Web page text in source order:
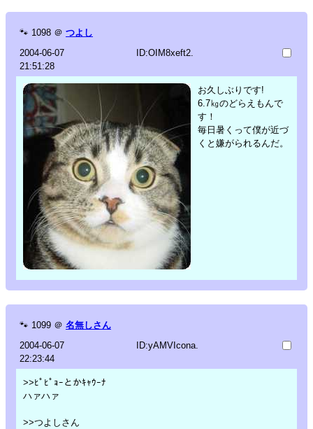
🐾 1098 ＠ つよし
2004-06-07
21:51:28
ID:OIM8xeft2.
お久しぶりです!
6.7㎏のどらえもんで
す！
毎日暑くって僕が近づ
くと嫌がられるんだ。
🐾 1099 ＠ 名無しさん
2004-06-07
22:23:44
ID:yAMVIcona.
>>ﾋﾟﾋﾟｮｰとかｷｬｳｰﾅ
ハァハァ
>>つよしさん